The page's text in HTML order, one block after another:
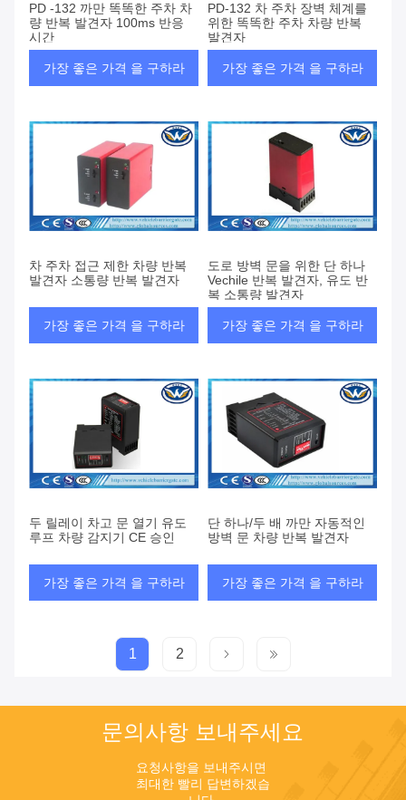
PD -132 까만 똑똑한 주차 차
량 반복 발견자 100ms 반응
시간
가장 좋은 가격 을 구하라
PD-132 차 주차 장벽 체계를
위한 똑똑한 주차 차량 반복
발견자
가장 좋은 가격 을 구하라
차 주차 접근 제한 차량 반복
발견자 소통량 반복 발견자
가장 좋은 가격 을 구하라
도로 방벽 문을 위한 단 하나
Vechile 반복 발견자, 유도 반
복 소통량 발견자
가장 좋은 가격 을 구하라
두 릴레이 차고 문 열기 유도
루프 차량 감지기 CE 승인
가장 좋은 가격 을 구하라
단 하나/두 배 까만 자동적인
방벽 문 차량 반복 발견자
가장 좋은 가격 을 구하라
1 2
문의사항 보내주세요
요청사항을 보내주시면
최대한 빨리 답변하겠습